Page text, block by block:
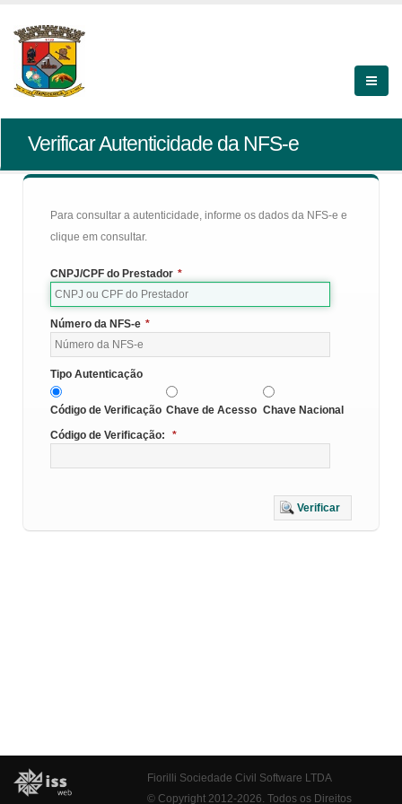
Verificar Autenticidade da NFS-e
Para consultar a autenticidade, informe os dados da NFS-e e
clique em consultar.
CNPJ/CPF do Prestador *
Número da NFS-e *
Tipo Autenticação
Código de Verificação Chave de Acesso Chave Nacional
Código de Verificação:
*
Verificar
Fiorilli Sociedade Civil Software LTDA
© Copyright 2012-2026. Todos os Direitos